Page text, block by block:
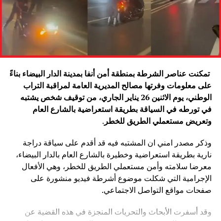
تمكنت عناصر الشرطة بمنطقة أمن أنفا بمدينة الدار البيضاء بناءً
على معلومات وفرتها مصالح المديرية العامة لمراقبة التراب
الوطني، يوم الاثنين 26 يناير الجاري، من توقيف شخص يشتبه
في تورطه في السياقة بطريقة استعراضية بالشارع العام
وتعريض مستعملي الطريق للخطر .
وذكر مصدر امني ان المشتبه فيه قد أقدم على سياقة دراجة
نارية بطريقة استعراضية وخطيرة بالشارع العام بالدار البيضاء،
معرضا سلامته وأمن مستعملي الطريق للخطر، وهي الأفعال
الإجرامية التي شكلت موضوع أشرطة فيديو منشورة على
صفحات مواقع التواصل الاجتماعي.
وقد أسفرت الأبحاث والتحريات المنجزة في هذه القضية عن